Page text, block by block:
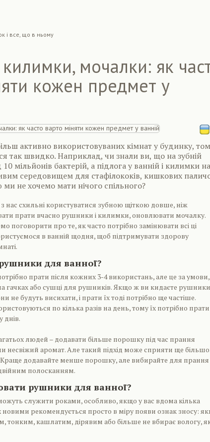
і все, що в ньому
мочалки: як
кожен предмет у
активно використовуваних кімнат у будинку,
так швидко. Наприклад, чи знали ви, що на зубній
мільйонів бактерій, а підлога у ванній і килимки на
середовищем для стафілококів, кишкових
ми не хочемо мати нічого спільного?
з нас схильні користуватися зубною щіткою довше, ніж
прати вчасно рушники і килимки, оновлювати мочалку.
поговорити про те, як часто потрібно замінювати всі ці
в ванній щодня, щоб підтримувати здорову
для ванної?
прати після кожних 3-4 використань, але це за
гачках або сушці для рушників. Якщо ж ви кидаєте
не будуть висихати, і прати їх тоді потрібно ще частіше.
по кілька разів на день, тому їх потрібно прати
днів.
людей – додавати більше порошку під час прання
несвіжий аромат. Але такий підхід може сприяти ще
додавайте менше порошку, але вибирайте для прання
полосканням.
рушники для ванної?
служити роками, особливо, якщо у вас вдома кілька
новими рекомендується просто в міру появи ознак зносу:
тонким, кашлатим, дірявим або більше не вбирає вологу,